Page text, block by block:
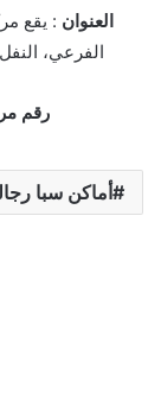
العنوان : يقع
الفرعي، النفل، الرياض ١٣٣١٢،
رقم
أماكن سبا